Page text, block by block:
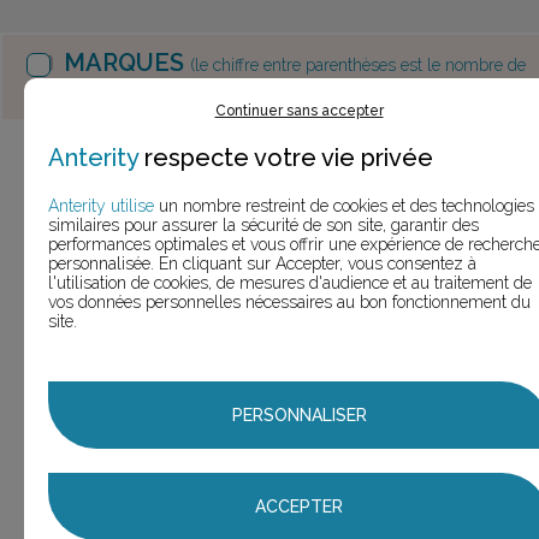
MARQUES (le chiffre entre parenthèses est le nombre de
Bayer Cropscience(46 slogans)
Bayer Cropscience
(21 slogans)
Bayer CropscienceAdengo
Xtra(1 slogan)
Pro(1 slogan)
Bayer Cropscience Best-a
biostimulant(3 slogans)
Bayer Cropscience
Continuer sans accepter
Anterityrespecte votre vie privée
Anterity utilise un nombre restreint de cookies et des technologies
similaires pour assurer la sécurité de son site, garantir des
performances optimales et vous offrir une expérience de
personnalisée. En cliquant sur Accepter, vous consentez à
l'utilisation de cookies, de mesures d'audience et au traitement de
vos données personnelles nécessaires au bon fonctionnement du
site.
PERSONNALISER
ACCEPTER